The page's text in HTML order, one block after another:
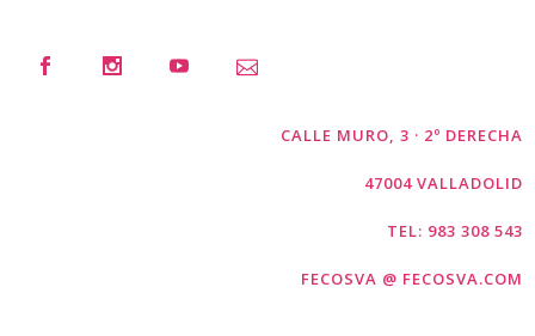
CALLE MURO, 3 · 2º DERECHA
47004 VALLADOLID
TEL: 983 308 543
FECOSVA @ FECOSVA.COM